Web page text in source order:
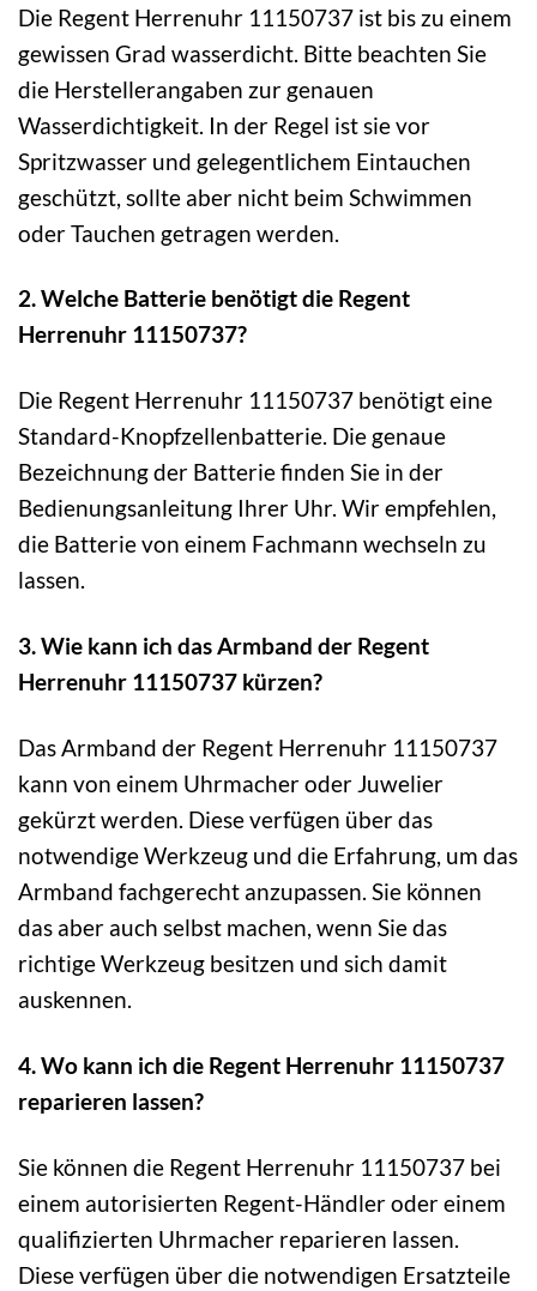
Die Regent Herrenuhr 11150737 ist bis zu einem
gewissen Grad wasserdicht. Bitte beachten Sie
die Herstellerangaben zur genauen
Wasserdichtigkeit. In der Regel ist sie vor
Spritzwasser und gelegentlichem Eintauchen
geschützt, sollte aber nicht beim Schwimmen
oder Tauchen getragen werden.
2. Welche Batterie benötigt die Regent
Herrenuhr 11150737?
Die Regent Herrenuhr 11150737 benötigt eine
Standard-Knopfzellenbatterie. Die genaue
Bezeichnung der Batterie finden Sie in der
Bedienungsanleitung Ihrer Uhr. Wir empfehlen,
die Batterie von einem Fachmann wechseln zu
lassen.
3. Wie kann ich das Armband der Regent
Herrenuhr 11150737 kürzen?
Das Armband der Regent Herrenuhr 11150737
kann von einem Uhrmacher oder Juwelier
gekürzt werden. Diese verfügen über das
notwendige Werkzeug und die Erfahrung, um das
Armband fachgerecht anzupassen. Sie können
das aber auch selbst machen, wenn Sie das
richtige Werkzeug besitzen und sich damit
auskennen.
4. Wo kann ich die Regent Herrenuhr 11150737
reparieren lassen?
Sie können die Regent Herrenuhr 11150737 bei
einem autorisierten Regent-Händler oder einem
qualifizierten Uhrmacher reparieren lassen.
Diese verfügen über die notwendigen Ersatzteile